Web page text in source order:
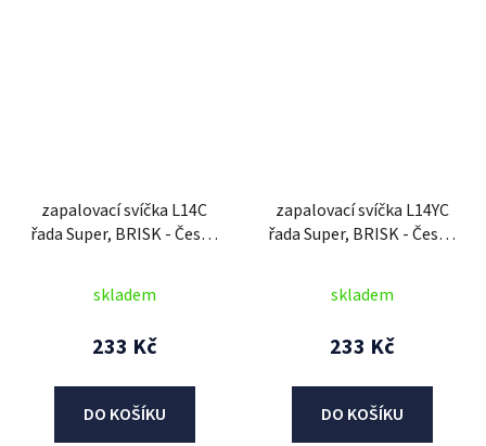
zapalovací svíčka L14C
řada Super, BRISK - Česká
skladem
233 Kč
DO KOŠÍKU
zapalovací svíčka L14YC
řada Super, BRISK - Česká
skladem
233 Kč
DO KOŠÍKU